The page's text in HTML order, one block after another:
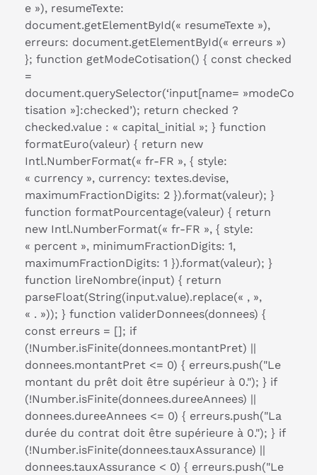
e »), resumeTexte:
document.getElementById(« resumeTexte »),
erreurs: document.getElementById(« erreurs »)
}; function getModeCotisation() { const checked
=
document.querySelector(‘input[name= »modeCo
tisation »]:checked’); return checked ?
checked.value : « capital_initial »; } function
formatEuro(valeur) { return new
Intl.NumberFormat(« fr-FR », { style:
« currency », currency: textes.devise,
maximumFractionDigits: 2 }).format(valeur); }
function formatPourcentage(valeur) { return
new Intl.NumberFormat(« fr-FR », { style:
« percent », minimumFractionDigits: 1,
maximumFractionDigits: 1 }).format(valeur); }
function lireNombre(input) { return
parseFloat(String(input.value).replace(« , »,
« . »)); } function validerDonnees(donnees) {
const erreurs = []; if
(!Number.isFinite(donnees.montantPret) ||
donnees.montantPret <= 0) { erreurs.push("Le
montant du prêt doit être supérieur à 0."); } if
(!Number.isFinite(donnees.dureeAnnees) ||
donnees.dureeAnnees <= 0) { erreurs.push("La
durée du contrat doit être supérieure à 0."); } if
(!Number.isFinite(donnees.tauxAssurance) ||
donnees.tauxAssurance < 0) { erreurs.push("Le